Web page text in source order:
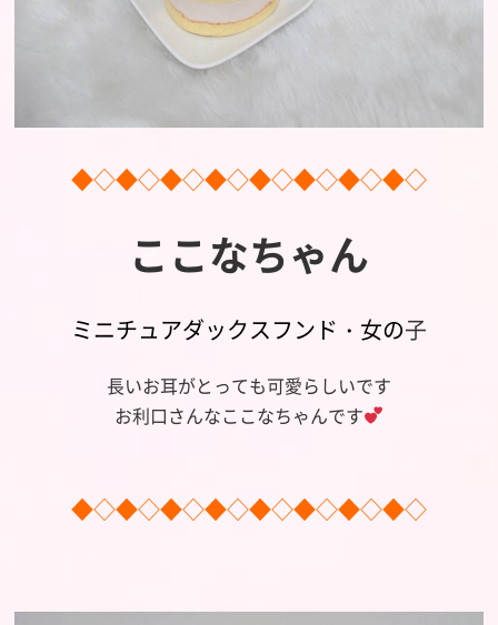
◆◇◆◇◆◇◆◇◆◇◆◇◆◇◆◇
ここなちゃん
ミニチュアダックスフンド・女の子
長いお耳がとっても可愛らしいです
お利口さんなここなちゃんです
◆◇◆◇◆◇◆◇◆◇◆◇◆◇◆◇